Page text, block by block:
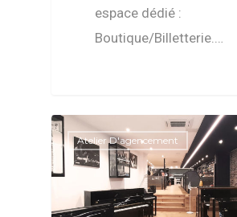
espace dédié :
Boutique/Billetterie.…
Atelier D'agencement